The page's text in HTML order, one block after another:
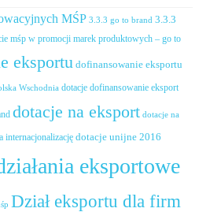
MŚP 3.3.3 go to brand 3.3.3
mśp w promocji marek produktowych – go to
eksportu dofinansowanie eksportu
Wschodnia dotacje dofinansowanie eksport
dotacje na eksport dotacje na
internacjonalizację dotacje unijne 2016
eksportowe
Dział eksportu dla firm